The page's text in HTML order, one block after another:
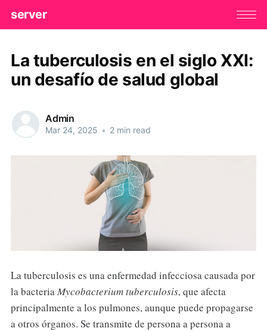
server
La tuberculosis en el siglo XXI:
un desafío de salud global
Admin
Mar 24, 2025 • 2 min read
La tuberculosis es una enfermedad infecciosa causada por
la bacteria Mycobacterium tuberculosis, que afecta
principalmente a los pulmones, aunque puede propagarse
a otros órganos. Se transmite de persona a persona a